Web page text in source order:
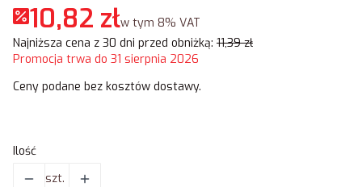
10,82 złw tym 8% VAT
w tym 8% VAT
Najniższa cena z 30 dni przed obniżką: 11,39 zł
Promocja trwa do 31 sierpnia 2026
Ceny podane bez kosztów dostawy.
Ilość
szt.